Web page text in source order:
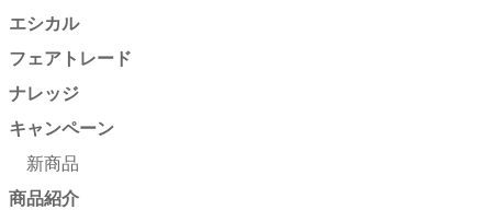
エシカル
フェアトレード
ナレッジ
キャンペーン
新商品
商品紹介